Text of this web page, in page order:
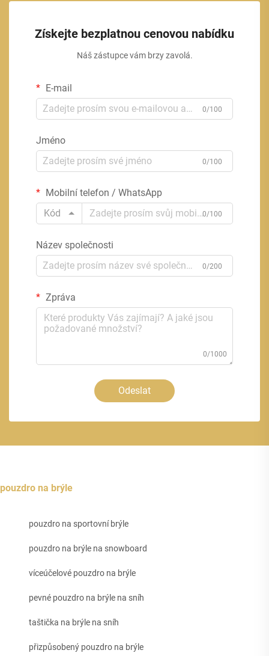
Získejte bezplatnou cenovou nabídku
Náš zástupce vám brzy zavolá.
E-mail
0/100
Jméno
0/100
Mobilní telefon / WhatsApp
Kód
0/100
Název společnosti
0/200
Zpráva
0/1000
Odeslat
pouzdro na brýle
pouzdro na sportovní brýle
pouzdro na brýle na snowboard
víceúčelové pouzdro na brýle
pevné pouzdro na brýle na sníh
taštička na brýle na sníh
přizpůsobený pouzdro na brýle